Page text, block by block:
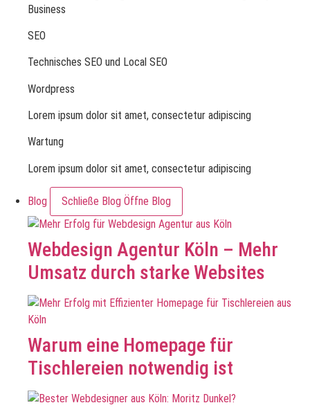
Business
SEO
Technisches SEO und Local SEO
Wordpress
Lorem ipsum dolor sit amet, consectetur adipiscing
Wartung
Lorem ipsum dolor sit amet, consectetur adipiscing
Blog Schließe Blog Öffne Blog
Webdesign Agentur Köln – Mehr
Umsatz durch starke Websites
Warum eine Homepage für
Tischlereien notwendig ist